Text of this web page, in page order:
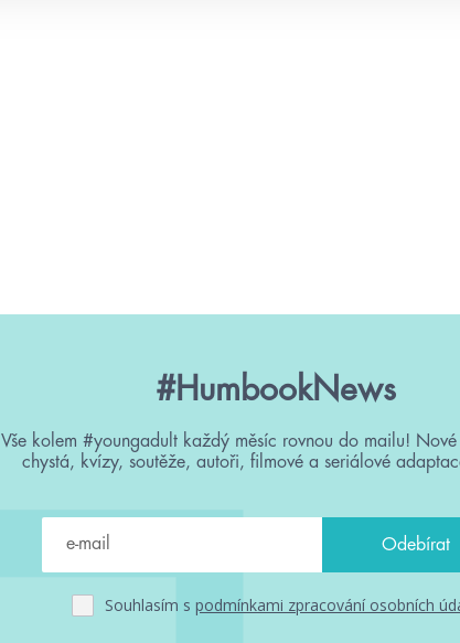
#HumbookNews
Vše kolem #youngadult každý měsíc rovnou do mailu!
chystá, kvízy, soutěže, autoři, filmové a seriálové
Souhlasím s podmínkami zpracování osobních